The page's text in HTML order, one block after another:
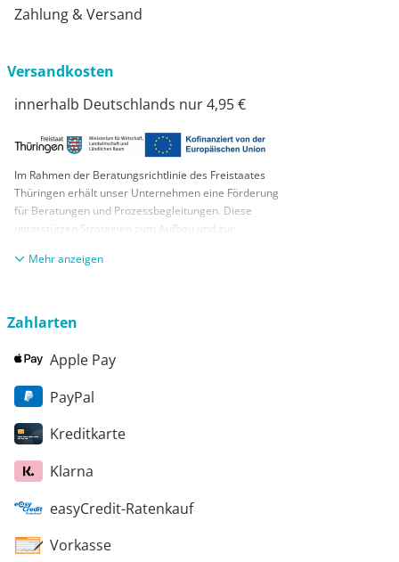
Zahlung & Versand
Versandkosten
innerhalb Deutschlands nur 4,95 €
Im Rahmen der Beratungsrichtlinie des Freistaates
Thüringen erhält unser Unternehmen eine Förderung
für Beratungen und Prozessbegleitungen. Diese
unterstützen Strategien zum Aufbau und zur
KMUs. Die daraus resultierenden Ergebnisse und
aus Mitteln des Europäischen Sozialfonds Plus und
anzeigen
Zahlarten
Apple Pay
PayPal
Kreditkarte
Klarna
easyCredit-Ratenkauf
Vorkasse